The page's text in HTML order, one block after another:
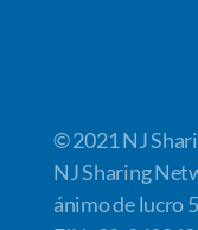
© 2021 NJ
NJ Sharing
ánimo de lucro